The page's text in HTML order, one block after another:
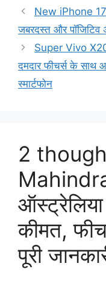
New iPhone
जबरदस्त और पॉजिटिव
Super Vivo
दमदार फीचर्स के साथ
स्मार्टफोन
2
ऑस्ट्रेलिया
कीमत,
पूरी